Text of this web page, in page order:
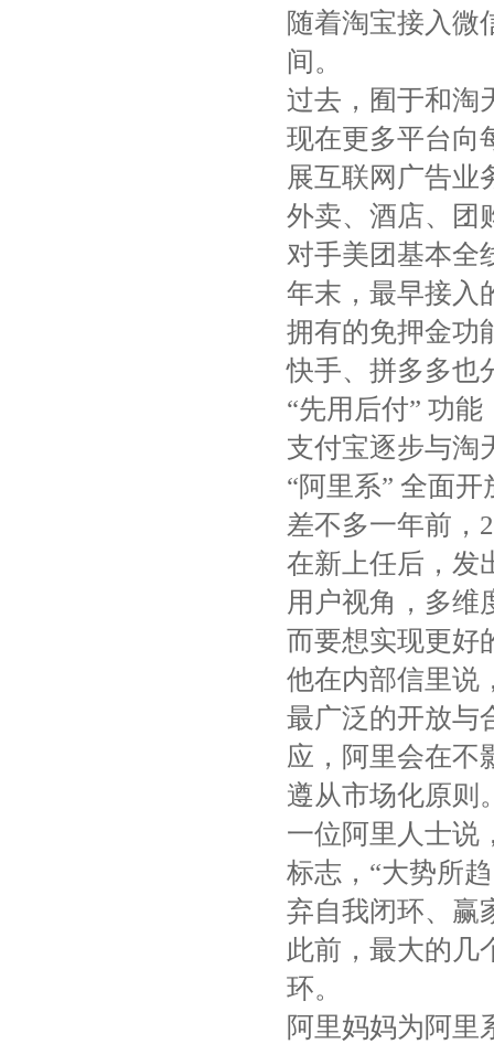
随着淘宝接入微
间。
过去，囿于和淘
现在更多平台向
展互联网广告业
外卖、酒店、团
对手美团基本全
年末，最早接入
拥有的免押金功
快手、拼多多也
“先用后付” 功
支付宝逐步与淘
“阿里系” 全面开
差不多一年前，
在新上任后，发
用户视角，多维
而要想实现更好
他在内部信里说
最广泛的开放与
应，阿里会在不
遵从市场化原则
一位阿里人士说
标志，“大势所
弃自我闭环、赢
此前，最大的几
环。
阿里妈妈为阿里